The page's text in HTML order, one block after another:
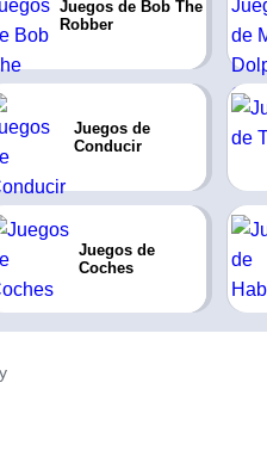
Juegos de Bob The
Robber
Juegos de
Conducir
Juegos de
Coches